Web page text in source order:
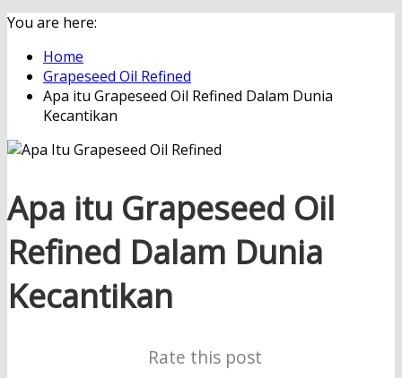
You are here:
Home
Grapeseed Oil Refined
Apa itu Grapeseed Oil Refined Dalam Dunia
Kecantikan
Apa itu Grapeseed Oil
Refined Dalam Dunia
Kecantikan
Rate this post